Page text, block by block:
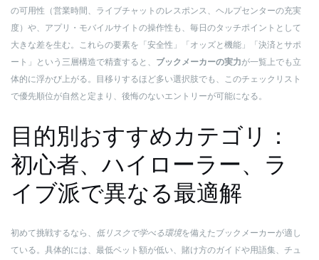
の可用性（営業時間、ライブチャットのレスポンス、ヘルプセンターの充実
度）や、アプリ・モバイルサイトの操作性も、毎日のタッチポイントとして
大きな差を生む。これらの要素を「安全性」「オッズと機能」「決済とサポ
ート」という三層構造で精査すると、 ブックメーカーの実力が一覧上でも立
体的に浮かび上がる。目移りするほど多い選択肢でも、このチェックリスト
で優先順位が自然と定まり、後悔のないエントリーが可能になる。
目的別おすすめカテゴリ：
初心者、ハイローラー、ラ
イブ派で異なる最適解
初めて挑戦するなら、 低リスクで学べる環境を備えたブックメーカーが適し
ている。具体的には、最低ベット額が低い、賭け方のガイドや用語集、チュ